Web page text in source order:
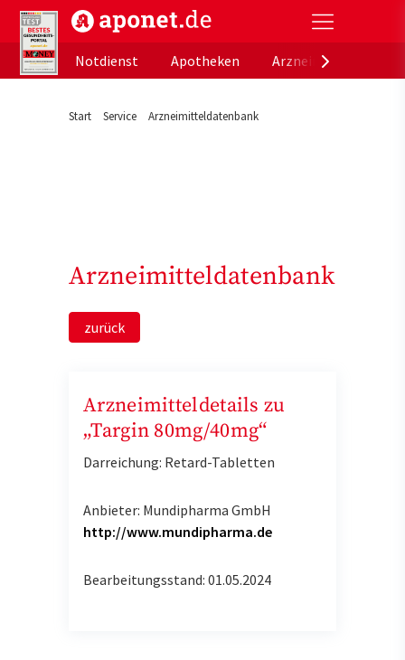
aponet.de - Das offizielle Gesundheitsportal der
Notdienst
Apotheken
Start Service Arzneimitteldatenbank
Arzneimitteldatenbank
zurück
Arzneimitteldetails zu
„Targin 80mg/40mg“
Darreichung: Retard-Tabletten
Anbieter: Mundipharma GmbH
http://www.mundipharma.de
Bearbeitungsstand: 01.05.2024